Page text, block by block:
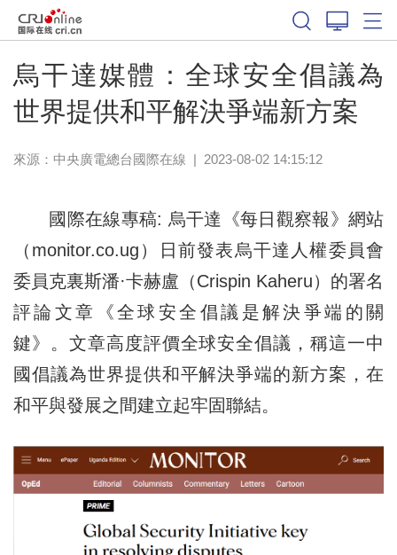
烏干達媒體：全球安全倡議為
世界提供和平解決爭端新方案
來源：中央廣電總台國際在線 | 2023-08-02 14:15:12
國際在線專稿: 烏干達《每日觀察報》網站
（monitor.co.ug）日前發表烏干達人權委員會
委員克裏斯潘·卡赫盧（Crispin Kaheru）的署名
評論文章《全球安全倡議是解決爭端的關
鍵》。文章高度評價全球安全倡議，稱這一中
國倡議為世界提供和平解決爭端的新方案，在
和平與發展之間建立起牢固聯結。